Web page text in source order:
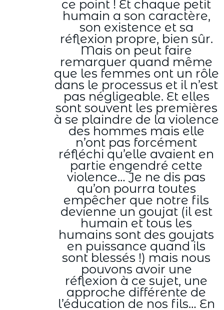
ce point ! Et chaque petit
humain a son caractère,
son existence et sa
réflexion propre, bien sûr.
Mais on peut faire
remarquer quand même
que les femmes ont un rôle
dans le processus et il n’est
pas négligeable. Et elles
sont souvent les premières
à se plaindre de la violence
des hommes mais elle
n’ont pas forcément
réfléchi qu’elle avaient en
partie engendré cette
violence… Je ne dis pas
qu’on pourra toutes
empêcher que notre fils
devienne un goujat (il est
humain et tous les
humains sont des goujats
en puissance quand ils
sont blessés !) mais nous
pouvons avoir une
réflexion à ce sujet, une
approche différente de
l’éducation de nos fils… En